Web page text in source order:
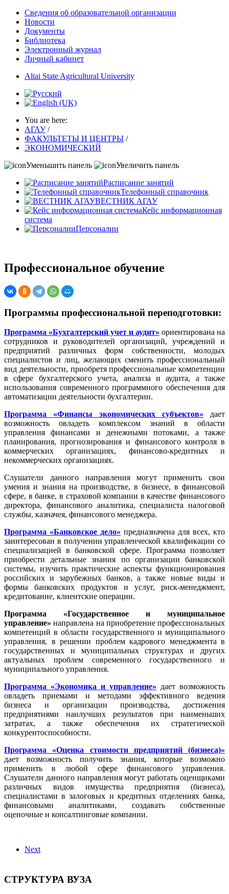
Сведения об образовательной организации
Новости
Документы
Библиотека
Электронный журнал
Личный кабинет
Altai State Agricultural University
You are here:
АГАУ /
ФАКУЛЬТЕТЫ И ЦЕНТРЫ /
ЭКОНОМИЧЕСКИЙ
Уменьшить панель
Увеличить панель
Расписание занятий
Телефонный справочник
ВЕСТНИК АГАУ
Кейс информационная
система
Персоналии
Профессиональное обучение
Программы профессиональной переподготовки:
Программа «Бухгалтерский учет и аудит» ориентирована на
сотрудников и руководителей организаций, учреждений и
предприятий различных форм собственности, молодых
специалистов и лиц, желающих сменить профессиональный
вид деятельности, приобретя профессиональные компетенции
в сфере бухгалтерского учета, анализа и аудита, а также
использования современного программного обеспечения для
автоматизации деятельности бухгалтерии.
Программа «Финансы экономических субъектов» дает
возможность овладеть комплексом знаний в области
управления финансами и денежными потоками, а также
планирования, прогнозирования и финансового контроля в
коммерческих организациях, финансово-кредитных и
некоммерческих организациях.
Слушатели данного направления могут применить свои
умения и знания на производстве, в бизнесе, в финансовой
сфере, в банке, в страховой компании в качестве финансового
директора, финансового аналитика, специалиста налоговой
службы, казначея, финансового менеджера.
Программа «Банковское дело» предназначена для всех, кто
заинтересован в получении управленческой квалификации со
специализацией в банковской сфере. Программа позволяет
приобрести детальные знания по организации банковской
системы, изучить практические аспекты функционирования
российских и зарубежных банков, а также новые виды и
формы банковских продуктов и услуг, риск-менеджмент,
кредитование, клиентские операции.
Программа «Государственное и муниципальное
управление» направлена на приобретение профессиональных
компетенций в области государственного и муниципального
управления, в решении проблем кадрового менеджмента в
государственных и муниципальных структурах и других
актуальных проблем современного государственного и
муниципального управления.
Программа «Экономика и управление» дает возможность
овладеть приемами и методами эффективного ведения
бизнеса и организации производства, достижения
предприятиями наилучших результатов при наименьших
затратах, а также обеспечения их стратегической
конкурентоспособности.
Программа «Оценка стоимости предприятий (бизнеса)»
дает возможность получить знания, которые возможно
применить в любой сфере финансового управления.
Слушатели данного направления могут работать оценщиками
различных видов имущества предприятия (бизнеса),
специалистами в залоговых и кредитных отделениях банка,
финансовыми аналитиками, создавать собственные
оценочные и консалтинговые компании.
Next
СТРУКТУРА ВУЗА